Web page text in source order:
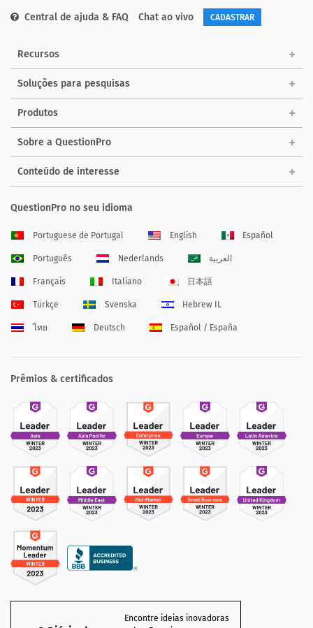
Central de ajuda & FAQ Chat ao vivo CADASTRAR
Recursos
Soluções para pesquisas
Produtos
Sobre a QuestionPro
Conteúdo de interesse
QuestionPro no seu idioma
Portuguese de Portugal English Español
Português Nederlands العربية
Français Italiano 日本語
Türkçe Svenska Hebrew IL
ไทย Deutsch Español / España
Prêmios & certificados
Encontre ideias inovadoras